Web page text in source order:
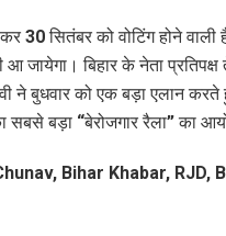
30 सितंबर को वोटिंग होने
जायेगा। बिहार के नेता प्रतिपक्ष
ने बुधवार को एक बड़ा एलान
सबसे बड़ा “बेरोजगार रैला” का